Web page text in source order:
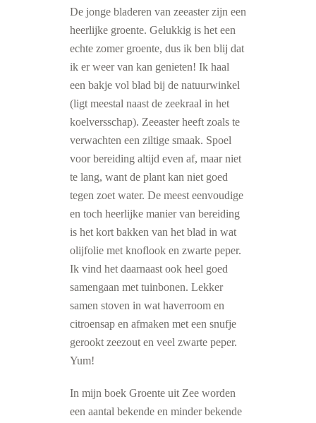
De jonge bladeren van zeeaster zijn een
heerlijke groente. Gelukkig is het een
echte zomer groente, dus ik ben blij dat
ik er weer van kan genieten! Ik haal
een bakje vol blad bij de natuurwinkel
(ligt meestal naast de zeekraal in het
koelversschap). Zeeaster heeft zoals te
verwachten een ziltige smaak. Spoel
voor bereiding altijd even af, maar niet
te lang, want de plant kan niet goed
tegen zoet water. De meest eenvoudige
en toch heerlijke manier van bereiding
is het kort bakken van het blad in wat
olijfolie met knoflook en zwarte peper.
Ik vind het daarnaast ook heel goed
samengaan met tuinbonen. Lekker
samen stoven in wat haverroom en
citroensap en afmaken met een snufje
gerookt zeezout en veel zwarte peper.
Yum!
In mijn boek Groente uit Zee worden
een aantal bekende en minder bekende